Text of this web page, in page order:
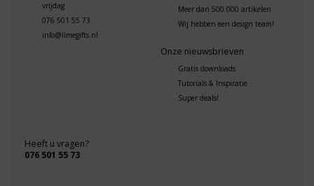
vrijdag
076 501 55 73
info@limegifts.nl
Meer dan 500.000 artikelen
Wij hebben een design team!
Onze nieuwsbrieven
Gratis downloads
Tutorials & Inspiratie
Super deals!
Heeft u vragen?
076 501 55 73